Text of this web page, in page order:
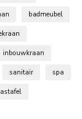
badmeubel
inbouwkraan
sanitair spa